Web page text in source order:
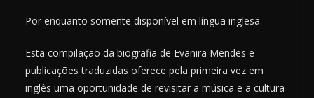
Por enquanto somente disponível em língua inglesa.
Esta compilação da biografia de Evanira Mendes e
publicações traduzidas oferece pela primeira vez em
inglês uma oportunidade de revisitar a música e a cultura